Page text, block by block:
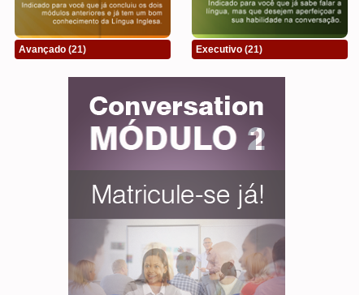
Avançado (21) Executivo(21)